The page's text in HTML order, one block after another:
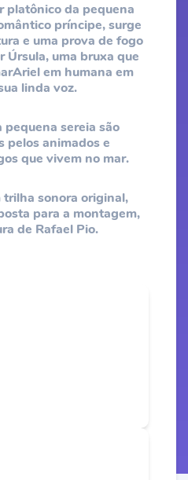
platônico da pequena
príncipe, surge
e uma prova de fogo
Úrsula, uma bruxa que
em humana em
linda voz.
sereia são
pelos animados e
que vivem no mar.
trilha sonora original,
para a montagem,
de Rafael Pio.